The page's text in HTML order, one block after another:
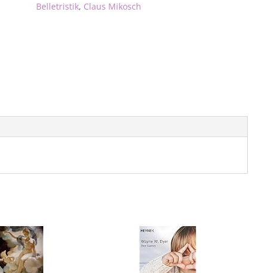
Belletristik, Claus Mikosch